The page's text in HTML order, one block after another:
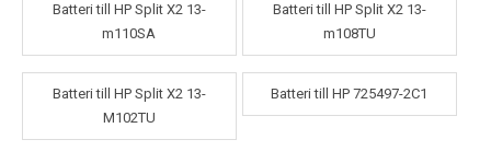
Batteri till HP Split X2 13-
m110SA
Batteri till HP Split X2 13-
m108TU
Batteri till HP Split X2 13-
M102TU
Batteri till HP 725497-2C1